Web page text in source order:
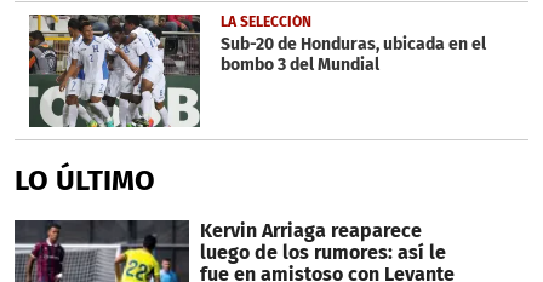
LA SELECCIÓN
Sub-20 de Honduras, ubicada en el
bombo 3 del Mundial
LO ÚLTIMO
Kervin Arriaga reaparece
luego de los rumores: así le
fue en amistoso con Levante